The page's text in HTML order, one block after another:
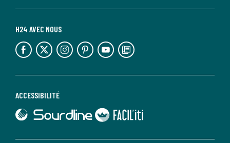
ACCESSIBILITÉ
lien vers Sourdline
lien vers Faciliti
H24 AVEC NOUS
lien vers l'espace réseaux sociaux lien vers l'espace réseaux sociaux lien vers l'espace réseaux sociaux lien vers l'espace réseaux sociaux lien vers l'espace réseaux sociaux lien vers le blog la redoute